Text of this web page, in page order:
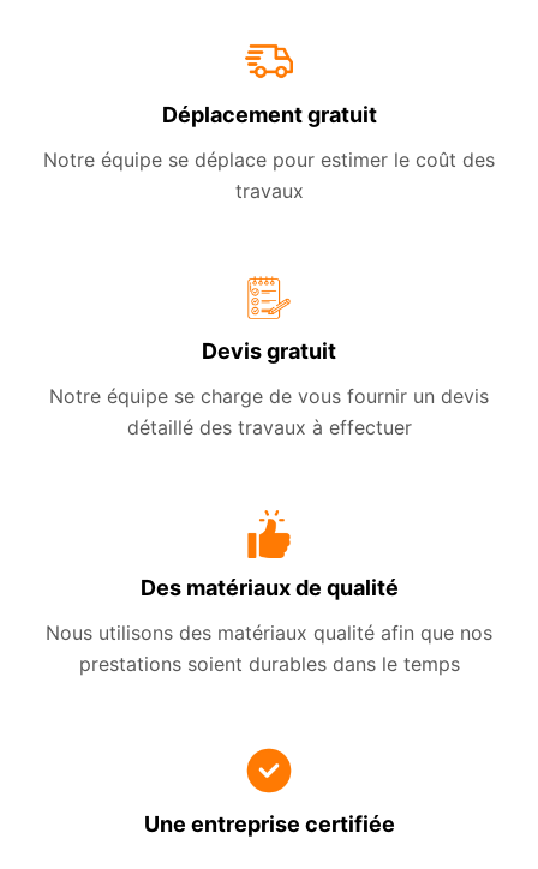
Déplacement gratuit
Notre équipe se déplace pour estimer le coût des
travaux
Devis gratuit
Notre équipe se charge de vous fournir un devis
détaillé des travaux à effectuer
Des matériaux de qualité
Nous utilisons des matériaux qualité afin que nos
prestations soient durables dans le temps
Une entreprise certifiée